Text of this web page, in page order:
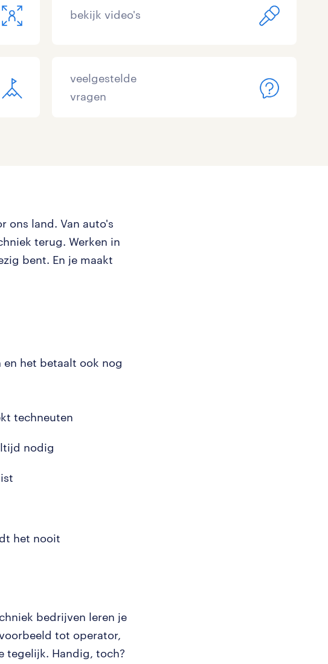
bekijk video's
veelgestelde
vragen
ons land. Van auto's
terug. Werken in
bent. En je maakt
en het betaalt ook nog
techneuten
nodig
het nooit
bedrijven leren je
tot operator,
tegelijk. Handig, toch?